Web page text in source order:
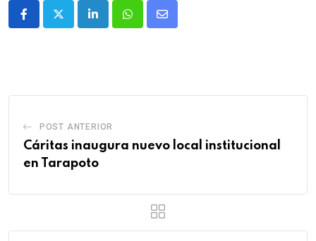
POST ANTERIOR
Cáritas inaugura nuevo local institucional
en Tarapoto